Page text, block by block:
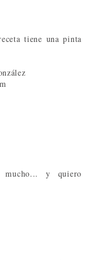
tiene una pinta
y quiero